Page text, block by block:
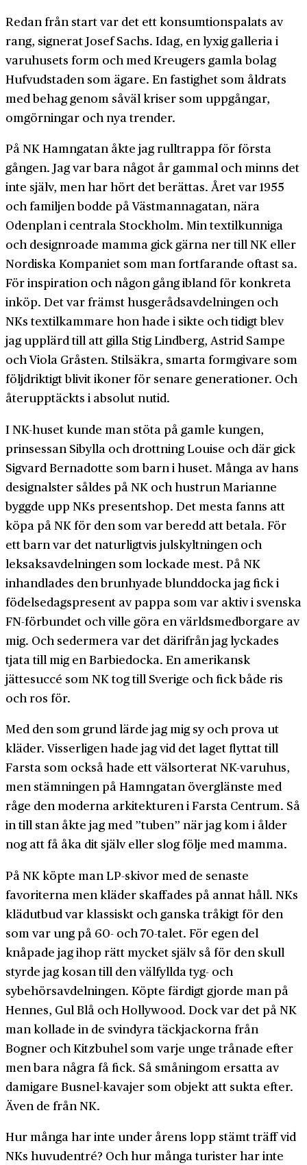
Redan från start var det ett konsumtionspalats av
rang, signerat Josef Sachs. Idag, en lyxig galleria i
varuhusets form och med Kreugers gamla bolag
Hufvudstaden som ägare. En fastighet som åldrats
med behag genom såväl kriser som uppgångar,
omgörningar och nya trender.
På NK Hamngatan åkte jag rulltrappa för första
gången. Jag var bara något år gammal och minns det
inte själv, men har hört det berättas. Året var 1955
och familjen bodde på Västmannagatan, nära
Odenplan i centrala Stockholm. Min textilkunniga
och designroade mamma gick gärna ner till NK eller
Nordiska Kompaniet som man fortfarande oftast sa.
För inspiration och någon gång ibland för konkreta
inköp. Det var främst husgerådsavdelningen och
NKs textilkammare hon hade i sikte och tidigt blev
jag upplärd till att gilla Stig Lindberg, Astrid Sampe
och Viola Gråsten. Stilsäkra, smarta formgivare som
följdriktigt blivit ikoner för senare generationer. Och
återupptäckts i absolut nutid.
I NK-huset kunde man stöta på gamle kungen,
prinsessan Sibylla och drottning Louise och där gick
Sigvard Bernadotte som barn i huset. Många av hans
designalster såldes på NK och hustrun Marianne
byggde upp NKs presentshop. Det mesta fanns att
köpa på NK för den som var beredd att betala. För
ett barn var det naturligtvis julskyltningen och
leksaksavdelningen som lockade mest. På NK
inhandlades den brunhyade blunddocka jag fick i
födelsedagspresent av pappa som var aktiv i svenska
FN-förbundet och ville göra en världsmedborgare av
mig. Och sedermera var det därifrån jag lyckades
tjata till mig en Barbiedocka. En amerikansk
jättesuccé som NK tog till Sverige och fick både ris
och ros för.
Med den som grund lärde jag mig sy och prova ut
kläder. Visserligen hade jag vid det laget flyttat till
Farsta som också hade ett välsorterat NK-varuhus,
men stämningen på Hamngatan överglänste med
råge den moderna arkitekturen i Farsta Centrum. Så
in till stan åkte jag med ”tuben” när jag kom i ålder
nog att få åka dit själv eller slog följe med mamma.
På NK köpte man LP-skivor med de senaste
favoriterna men kläder skaffades på annat håll. NKs
klädutbud var klassiskt och ganska tråkigt för den
som var ung på 60- och 70-talet. För egen del
knåpade jag ihop rätt mycket själv så för den skull
styrde jag kosan till den välfyllda tyg- och
sybehörsavdelningen. Köpte färdigt gjorde man på
Hennes, Gul Blå och Hollywood. Dock var det på NK
man kollade in de svindyra täckjackorna från
Bogner och Kitzbuhel som varje unge trånade efter
men bara några få fick. Så småningom ersatta av
damigare Busnel-kavajer som objekt att sukta efter.
Även de från NK.
Hur många har inte under årens lopp stämt träff vid
NKs huvudentré? Och hur många turister har inte